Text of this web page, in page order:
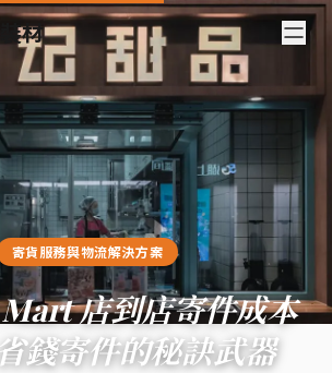
材
寄貨服務與物流解決方案
店到店寄件成本
錢寄件的秘訣武器